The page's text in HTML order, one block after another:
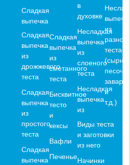
Сладкая
выпечка
Сладкая
выпечка
из
дрожжевого
теста
Сладкая
выпечка
из
простого
теста
Сладкая
выпечка
Сладкая
выпечка
из
сметанного
теста
Бисквитное
тесто
и
кексы
Вафли
Печенье
в
духовке
Несладкая
выпечка
из
слоеного
теста
Несладкая
выпечка
из
из
разного
теста
и
т.д.)
Виды теста
и заготовки
из него
Начинки